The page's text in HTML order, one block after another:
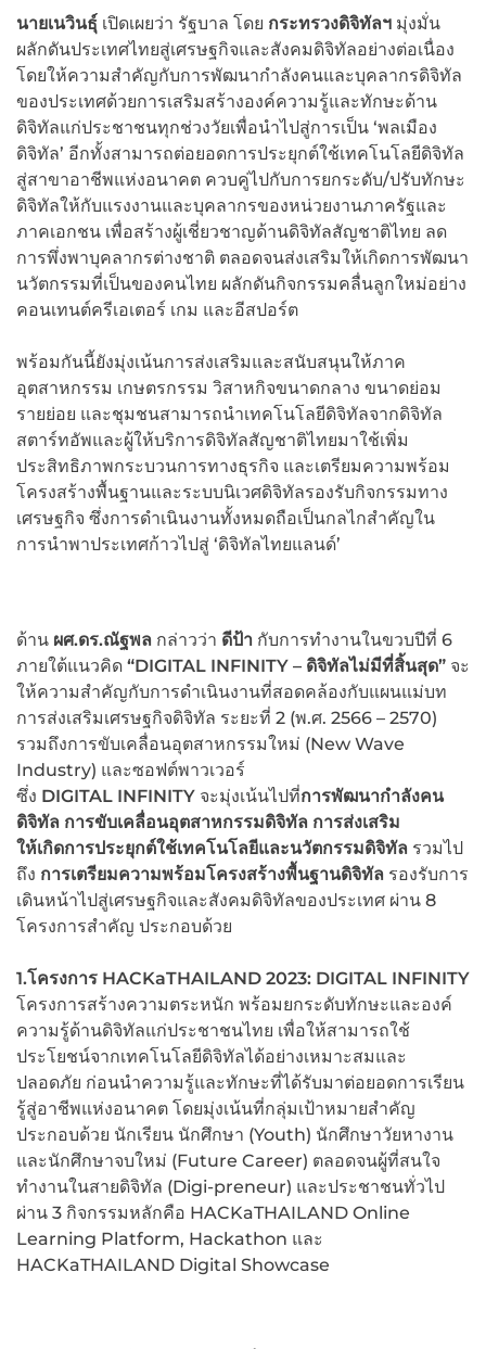
นายเนวินธุ์ เปิดเผยว่า รัฐบาล โดย กระทรวงดิจิทัลฯ มุ่งมั่น
ผลักดันประเทศไทยสู่เศรษฐกิจและสังคมดิจิทัลอย่างต่อเนื่อง
โดยให้ความสำคัญกับการพัฒนากำลังคนและบุคลากรดิจิทัล
ของประเทศด้วยการเสริมสร้างองค์ความรู้และทักษะด้าน
ดิจิทัลแก่ประชาชนทุกช่วงวัยเพื่อนำไปสู่การเป็น ‘พลเมือง
ดิจิทัล’ อีกทั้งสามารถต่อยอดการประยุกต์ใช้เทคโนโลยีดิจิทัล
สู่สาขาอาชีพแห่งอนาคต ควบคู่ไปกับการยกระดับ/ปรับทักษะ
ดิจิทัลให้กับแรงงานและบุคลากรของหน่วยงานภาครัฐและ
ภาคเอกชน เพื่อสร้างผู้เชี่ยวชาญด้านดิจิทัลสัญชาติไทย ลด
การพึ่งพาบุคลากรต่างชาติ ตลอดจนส่งเสริมให้เกิดการพัฒนา
นวัตกรรมที่เป็นของคนไทย ผลักดันกิจกรรมคลื่นลูกใหม่อย่าง
คอนเทนต์ครีเอเตอร์ เกม และอีสปอร์ต
พร้อมกันนี้ยังมุ่งเน้นการส่งเสริมและสนับสนุนให้ภาค
อุตสาหกรรม เกษตรกรรม วิสาหกิจขนาดกลาง ขนาดย่อม
รายย่อย และชุมชนสามารถนำเทคโนโลยีดิจิทัลจากดิจิทัล
สตาร์ทอัพและผู้ให้บริการดิจิทัลสัญชาติไทยมาใช้เพิ่ม
ประสิทธิภาพกระบวนการทางธุรกิจ และเตรียมความพร้อม
โครงสร้างพื้นฐานและระบบนิเวศดิจิทัลรองรับกิจกรรมทาง
เศรษฐกิจ ซึ่งการดำเนินงานทั้งหมดถือเป็นกลไกสำคัญใน
การนำพาประเทศก้าวไปสู่ ‘ดิจิทัลไทยแลนด์’
ด้าน ผศ.ดร.ณัฐพล กล่าวว่า ดีป้า กับการทำงานในขวบปีที่ 6
ภายใต้แนวคิด “DIGITAL INFINITY – ดิจิทัลไม่มีที่สิ้นสุด” จะ
ให้ความสำคัญกับการดำเนินงานที่สอดคล้องกับแผนแม่บท
การส่งเสริมเศรษฐกิจดิจิทัล ระยะที่ 2 (พ.ศ. 2566 – 2570)
รวมถึงการขับเคลื่อนอุตสาหกรรมใหม่ (New Wave
Industry) และซอฟต์พาวเวอร์
ซึ่ง DIGITAL INFINITY จะมุ่งเน้นไปที่การพัฒนากำลังคน
ดิจิทัล การขับเคลื่อนอุตสาหกรรมดิจิทัล การส่งเสริม
ให้เกิดการประยุกต์ใช้เทคโนโลยีและนวัตกรรมดิจิทัล รวมไป
ถึง การเตรียมความพร้อมโครงสร้างพื้นฐานดิจิทัล รองรับการ
เดินหน้าไปสู่เศรษฐกิจและสังคมดิจิทัลของประเทศ ผ่าน 8
โครงการสำคัญ ประกอบด้วย
1.โครงการ HACKaTHAILAND 2023: DIGITAL INFINITY
โครงการสร้างความตระหนัก พร้อมยกระดับทักษะและองค์
ความรู้ด้านดิจิทัลแก่ประชาชนไทย เพื่อให้สามารถใช้
ประโยชน์จากเทคโนโลยีดิจิทัลได้อย่างเหมาะสมและ
ปลอดภัย ก่อนนำความรู้และทักษะที่ได้รับมาต่อยอดการเรียน
รู้สู่อาชีพแห่งอนาคต โดยมุ่งเน้นที่กลุ่มเป้าหมายสำคัญ
ประกอบด้วย นักเรียน นักศึกษา (Youth) นักศึกษาวัยหางาน
และนักศึกษาจบใหม่ (Future Career) ตลอดจนผู้ที่สนใจ
ทำงานในสายดิจิทัล (Digi-preneur) และประชาชนทั่วไป
ผ่าน 3 กิจกรรมหลักคือ HACKaTHAILAND Online
Learning Platform, Hackathon และ
HACKaTHAILAND Digital Showcase